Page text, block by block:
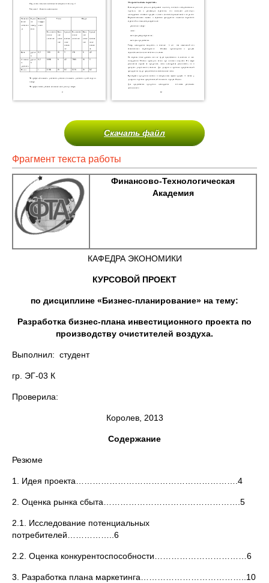
Скачать файл
Фрагмент текста работы
Финансово-Технологическая
Академия
КАФЕДРА ЭКОНОМИКИ
КУРСОВОЙ ПРОЕКТ
по дисциплине «Бизнес-планирование» на тему:
Разработка бизнес-плана инвестиционного проекта по
производству очистителей воздуха.
Выполнил: студент
гр. ЭГ-03 К
Проверила:
Королев, 2013
Содержание
Резюме
1. Идея проекта………………………………………………….4
2. Оценка рынка сбыта………………………………………….5
2.1. Исследование потенциальных
потребителей……………..6
2.2. Оценка конкурентоспособности……………………………6
3. Разработка плана маркетинга………………………………..10